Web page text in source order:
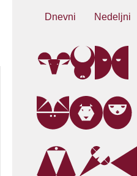
Dnevni Nedeljni